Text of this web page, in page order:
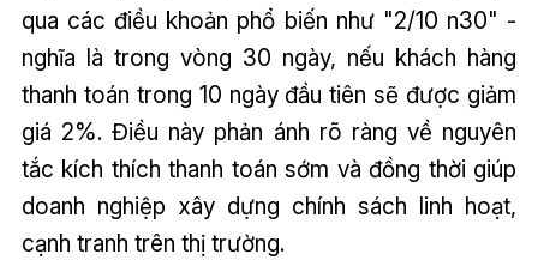
qua các điều khoản phổ biến như "2/10 n30" -
nghĩa là trong vòng 30 ngày, nếu khách hàng
thanh toán trong 10 ngày đầu tiên sẽ được giảm
giá 2%. Điều này phản ánh rõ ràng về nguyên
tắc kích thích thanh toán sớm và đồng thời giúp
doanh nghiệp xây dựng chính sách linh hoạt,
cạnh tranh trên thị trường.